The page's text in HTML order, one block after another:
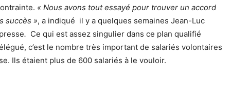
« Nous avons tout essayé pour trouver un accord
succès », a indiqué il y a quelques semaines Jean-Luc
. Ce qui est assez singulier dans ce plan qualifié
c’est le nombre très important de salariés volontaires
Ils étaient plus de 600 salariés à le vouloir.